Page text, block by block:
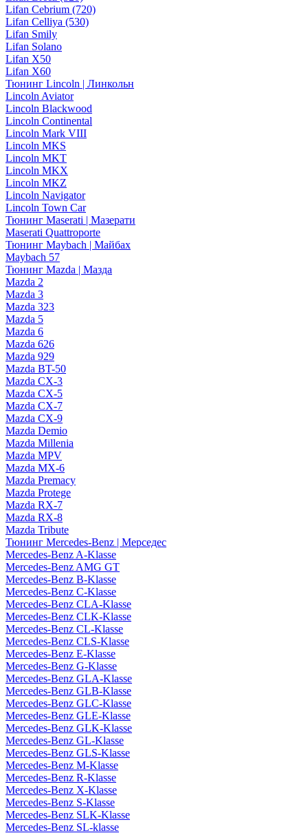
Lifan Cebrium (720)
Lifan Celliya (530)
Lifan Smily
Lifan Solano
Lifan X50
Lifan X60
Тюнинг Lincoln | Линкольн
Lincoln Aviator
Lincoln Blackwood
Lincoln Continental
Lincoln Mark VIII
Lincoln MKS
Lincoln MKT
Lincoln MKX
Lincoln MKZ
Lincoln Navigator
Lincoln Town Car
Тюнинг Maserati | Мазерати
Maserati Quattroporte
Тюнинг Maybach | Майбах
Maybach 57
Тюнинг Mazda | Мазда
Mazda 2
Mazda 3
Mazda 323
Mazda 5
Mazda 6
Mazda 626
Mazda 929
Mazda BT-50
Mazda CX-3
Mazda CX-5
Mazda CX-7
Mazda CX-9
Mazda Demio
Mazda Millenia
Mazda MPV
Mazda MX-6
Mazda Premacy
Mazda Protege
Mazda RX-7
Mazda RX-8
Mazda Tribute
Тюнинг Mercedes-Benz | Мерседес
Mercedes-Benz A-Klasse
Mercedes-Benz AMG GT
Mercedes-Benz B-Klasse
Mercedes-Benz C-Klasse
Mercedes-Benz CLA-Klasse
Mercedes-Benz CLK-Klasse
Mercedes-Benz CL-Klasse
Mercedes-Benz CLS-Klasse
Mercedes-Benz E-Klasse
Mercedes-Benz G-Klasse
Mercedes-Benz GLA-Klasse
Mercedes-Benz GLB-Klasse
Mercedes-Benz GLC-Klasse
Mercedes-Benz GLE-Klasse
Mercedes-Benz GLK-Klasse
Mercedes-Benz GL-Klasse
Mercedes-Benz GLS-Klasse
Mercedes-Benz M-Klasse
Mercedes-Benz R-Klasse
Mercedes-Benz X-Klasse
Mercedes-Benz S-Klasse
Mercedes-Benz SLK-Klasse
Mercedes-Benz SL-klasse